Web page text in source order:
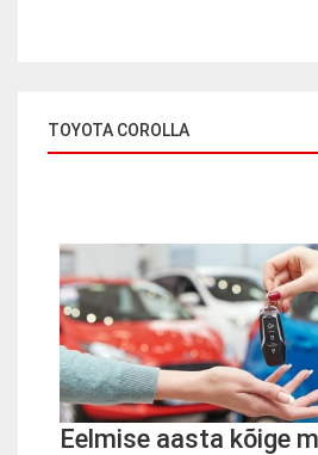
TOYOTA COROLLA
Eelmise aasta kõige